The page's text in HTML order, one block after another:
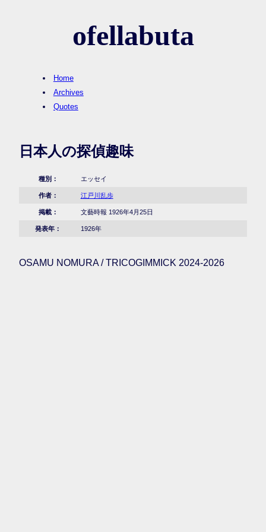
ofellabuta
Home
Archives
Quotes
日本人の探偵趣味
種別： エッセイ
作者： 江戸川乱歩
掲載： 文藝時報 1926年4月25日
発表年： 1926年
OSAMU NOMURA / TRICOGIMMICK 2024-2026